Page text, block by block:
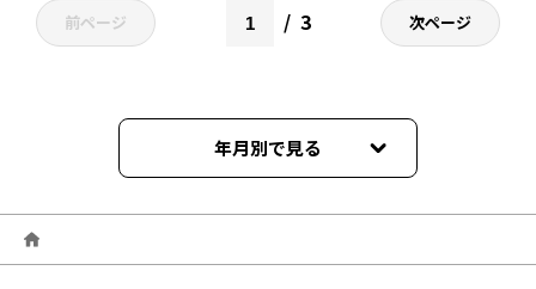
前ページ 3 次ページ
年月別で見る
2026年04月
2024年11月